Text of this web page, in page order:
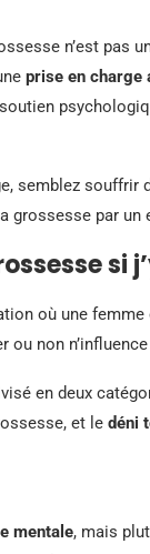
n’est pas
prise en charge
semblez souffrir
grossesse par un
si
où une
ou non
en deux
et le déni
mentale, mais